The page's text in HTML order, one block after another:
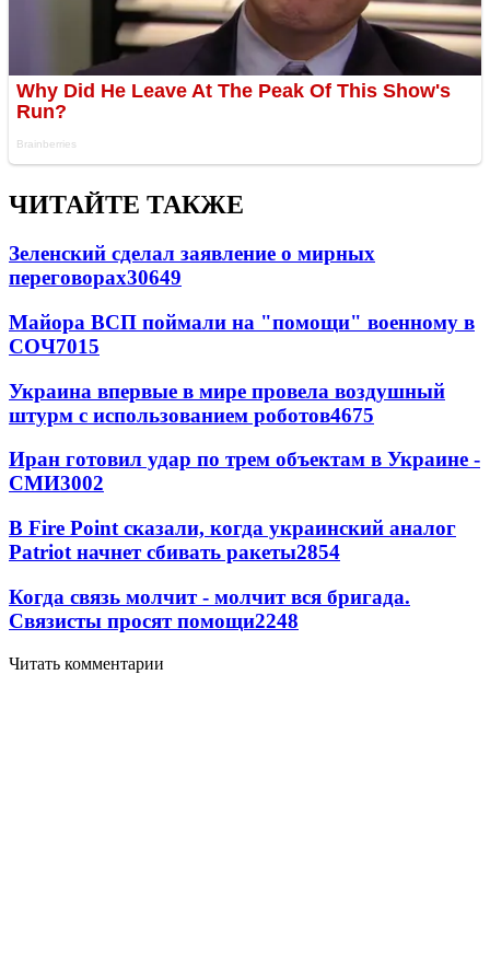
ЧИТАЙТЕ ТАКЖЕ
Зеленский сделал заявление о мирных
переговорах30649
Майора ВСП поймали на "помощи" военному в
СОЧ7015
Украина впервые в мире провела воздушный
штурм с использованием роботов4675
Иран готовил удар по трем объектам в Украине -
СМИ3002
В Fire Point сказали, когда украинский аналог
Patriot начнет сбивать ракеты2854
Когда связь молчит - молчит вся бригада.
Связисты просят помощи2248
Читать комментарии